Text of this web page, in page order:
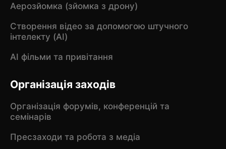
Аерозйомка (зйомка з дрону)
Створення відео за допомогою штучного
інтелекту (AI)
AI фільми та привітання
Організація заходів
Організація форумів, конференцій та
семінарів
Пресзаходи та робота з медіа